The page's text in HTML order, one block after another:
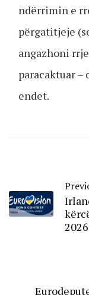
ndërrimin e
përgatitjeje
angazhoni
paracaktuar
endet.